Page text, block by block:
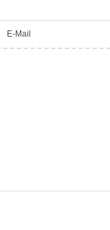
E-Mail